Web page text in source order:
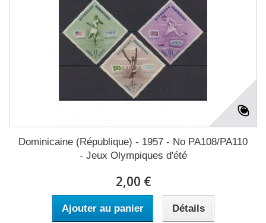
Dominicaine (République) - 1957 - No PA108/PA110
- Jeux Olympiques d'été
2,00 €
Ajouter au panier Détails